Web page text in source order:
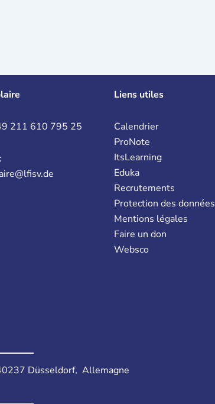
211 610 795 25
Liens utiles
Calendrier
ProNote
ItsLearning
Eduka
Recrutements
Protection des données
Mentions légales
Faire un don
Websco
Düsseldorf, Allemagne